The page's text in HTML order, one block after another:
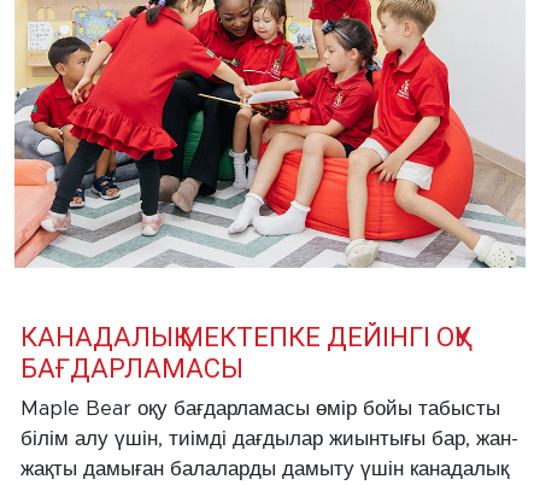
КАНАДАЛЫҚ МЕКТЕПКЕ ДЕЙІНГІ ОҚУ
БАҒДАРЛАМАСЫ
Maple Bear оқу бағдарламасы өмір бойы табысты
білім алу үшін, тиімді дағдылар жиынтығы бар, жан-
жақты дамыған балаларды дамыту үшін канадалық